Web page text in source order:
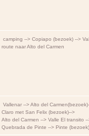
camping --> Copiapo (bezoek) -->
route naar Alto del Carmen
Vallenar --> Alto del
Claro met San Felix (bezoek)-->
Alto del Carmen --> Valle El transito
Quebrada de Pinte --> Pinte